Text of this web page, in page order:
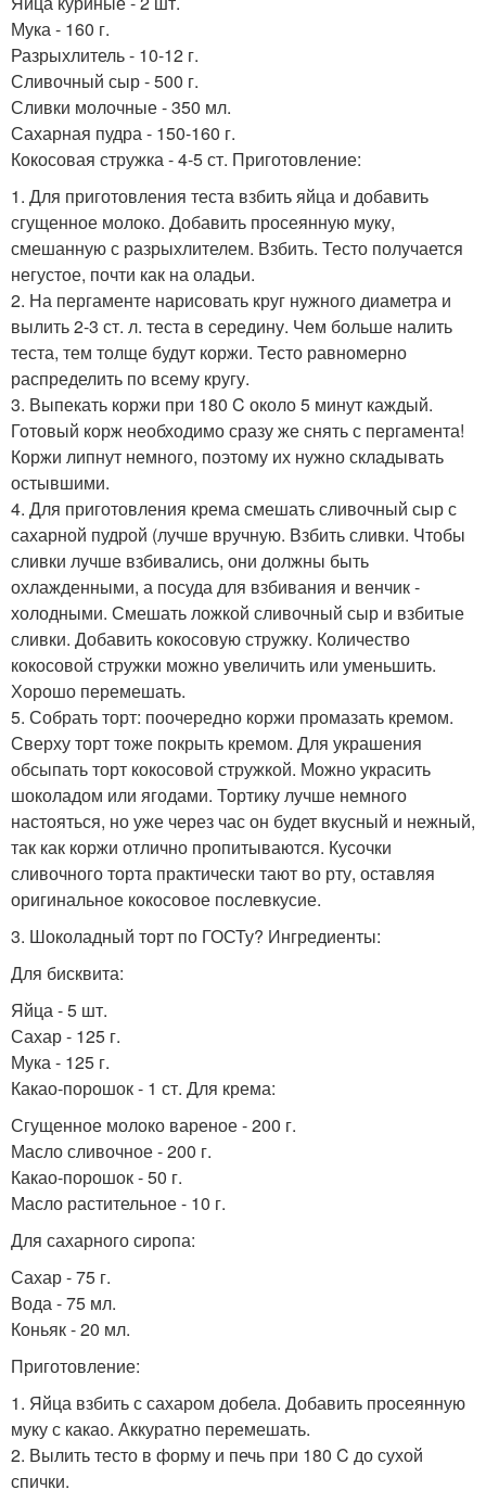
Мука - 160 г.
Разрыхлитель - 10-12 г.
Сливочный сыр - 500 г.
Сливки молочные - 350 мл.
Сахарная пудра - 150-160 г.
Кокосовая стружка - 4-5 ст. Приготовление:
1. Для приготовления теста взбить яйца и добавить
сгущенное молоко. Добавить просеянную муку,
смешанную с разрыхлителем. Взбить. Тесто получается
негустое, почти как на оладьи.
2. На пергаменте нарисовать круг нужного диаметра и
вылить 2-3 ст. л. теста в середину. Чем больше налить
теста, тем толще будут коржи. Тесто равномерно
распределить по всему кругу.
3. Выпекать коржи при 180 C около 5 минут каждый.
Готовый корж необходимо сразу же снять с пергамента!
Коржи липнут немного, поэтому их нужно складывать
остывшими.
4. Для приготовления крема смешать сливочный сыр с
сахарной пудрой (лучше вручную. Взбить сливки. Чтобы
сливки лучше взбивались, они должны быть
охлажденными, а посуда для взбивания и венчик -
холодными. Смешать ложкой сливочный сыр и взбитые
сливки. Добавить кокосовую стружку. Количество
кокосовой стружки можно увеличить или уменьшить.
Хорошо перемешать.
5. Собрать торт: поочередно коржи промазать кремом.
Сверху торт тоже покрыть кремом. Для украшения
обсыпать торт кокосовой стружкой. Можно украсить
шоколадом или ягодами. Тортику лучше немного
настояться, но уже через час он будет вкусный и нежный,
так как коржи отлично пропитываются. Кусочки
сливочного торта практически тают во рту, оставляя
оригинальное кокосовое послевкусие.
3. Шоколадный торт по ГОСТу? Ингредиенты:
Для бисквита:
Яйца - 5 шт.
Сахар - 125 г.
Мука - 125 г.
Какао-порошок - 1 ст. Для крема:
Сгущенное молоко вареное - 200 г.
Масло сливочное - 200 г.
Какао-порошок - 50 г.
Масло растительное - 10 г.
Для сахарного сиропа:
Сахар - 75 г.
Вода - 75 мл.
Коньяк - 20 мл.
Приготовление:
1. Яйца взбить с сахаром добела. Добавить просеянную
муку с какао. Аккуратно перемешать.
2. Вылить тесто в форму и печь при 180 C до сухой
спички.